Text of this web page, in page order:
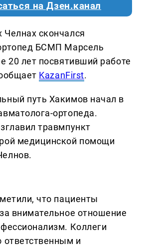
на Дзен.канал
скончался
БСМП Марсель
20 лет посвятивший работе
KazanFirst.
путь Хакимов начал в
ортопеда.
травмпункт
медицинской помощи
что пациенты
внимательное отношение
Коллеги
ответственным и